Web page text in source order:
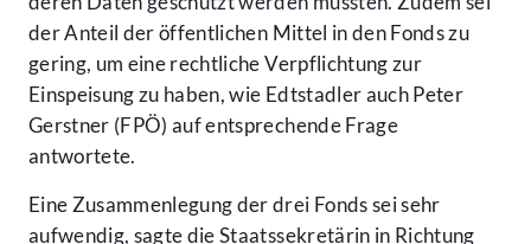
der Anteil der öffentlichen Mittel in den Fonds zu
gering, um eine rechtliche Verpflichtung zur
Einspeisung zu haben, wie Edtstadler auch Peter
Gerstner (FPÖ) auf entsprechende Frage
antwortete.
Eine Zusammenlegung der drei Fonds sei sehr
aufwendig, sagte die Staatssekretärin in Richtung